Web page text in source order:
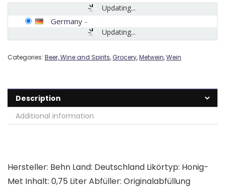
Updating...
Updating...
Germany -
Categories: Beer, Wine and Spirits,Grocery,Metwein,Wein
Description
Additional information
Hersteller: Behn Land: Deutschland Likörtyp: Honig-
Met Inhalt: 0,75 Liter Abfüller: Originalabfüllung